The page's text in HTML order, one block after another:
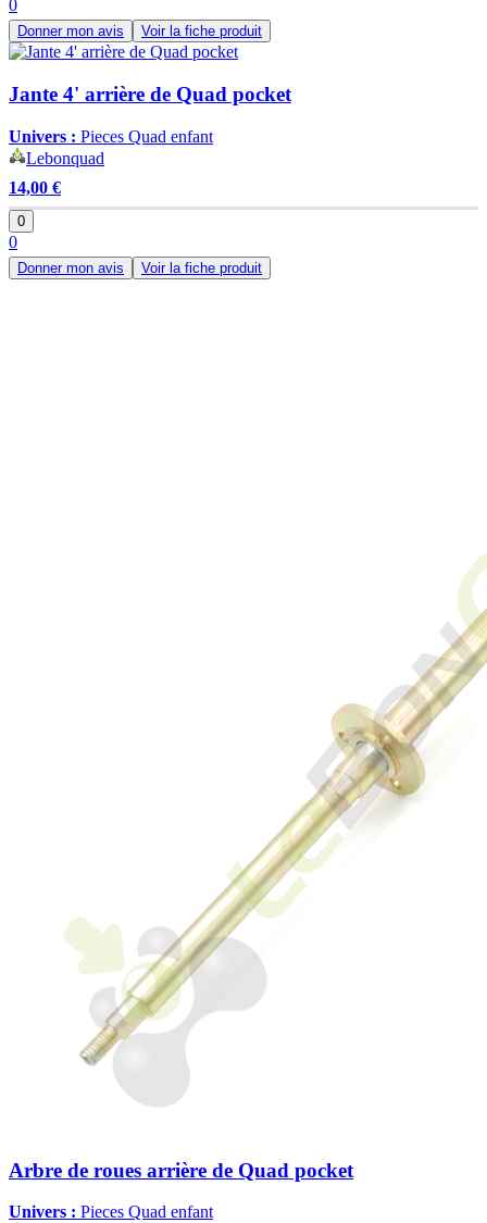
0
Donner mon avis Voir la fiche produit
Jante 4' arrière de Quad pocket
Univers : Pieces Quad enfant
Lebonquad
14,00 €
0
0
Donner mon avis Voir la fiche produit
Arbre de roues arrière de Quad pocket
Univers : Pieces Quad enfant